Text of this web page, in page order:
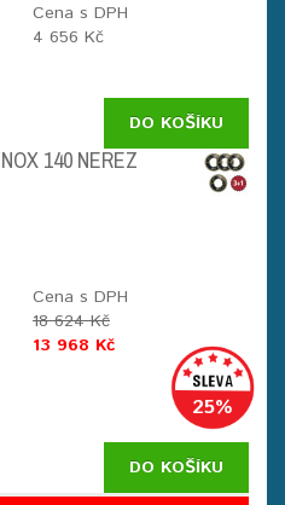
Cena s DPH
4 656 Kč
DO KOŠÍKU
140 NEREZ
Cena s DPH
18 624 Kč
13 968 Kč
25%
DO KOŠÍKU